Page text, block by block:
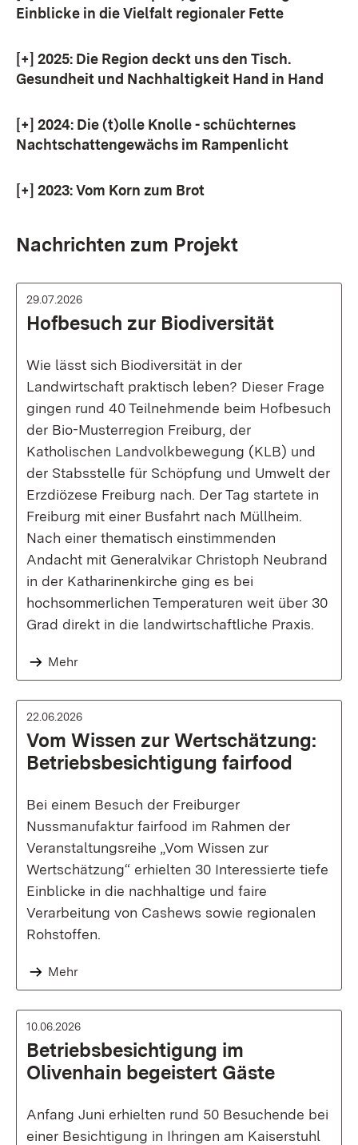
Einblicke in die Vielfalt regionaler Fette
[+] 2025: Die Region deckt uns den Tisch.
Gesundheit und Nachhaltigkeit Hand in Hand
[+] 2024: Die (t)olle Knolle - schüchternes
Nachtschattengewächs im Rampenlicht
[+] 2023: Vom Korn zum Brot
Nachrichten zum Projekt
29.07.2026
Hofbesuch zur Biodiversität
Wie lässt sich Biodiversität in der
Landwirtschaft praktisch leben? Dieser Frage
gingen rund 40 Teilnehmende beim Hofbesuch
der Bio-Musterregion Freiburg, der
Katholischen Landvolkbewegung (KLB) und
der Stabsstelle für Schöpfung und Umwelt der
Erzdiözese Freiburg nach. Der Tag startete in
Freiburg mit einer Busfahrt nach Müllheim.
Nach einer thematisch einstimmenden
Andacht mit Generalvikar Christoph Neubrand
in der Katharinenkirche ging es bei
hochsommerlichen Temperaturen weit über 30
Grad direkt in die landwirtschaftliche Praxis.
Mehr
22.06.2026
Vom Wissen zur Wertschätzung:
Betriebsbesichtigung fairfood
Bei einem Besuch der Freiburger
Nussmanufaktur fairfood im Rahmen der
Veranstaltungsreihe „Vom Wissen zur
Wertschätzung“ erhielten 30 Interessierte tiefe
Einblicke in die nachhaltige und faire
Verarbeitung von Cashews sowie regionalen
Rohstoffen.
Mehr
10.06.2026
Betriebsbesichtigung im
Olivenhain begeistert Gäste
Anfang Juni erhielten rund 50 Besuchende bei
einer Besichtigung in Ihringen am Kaiserstuhl